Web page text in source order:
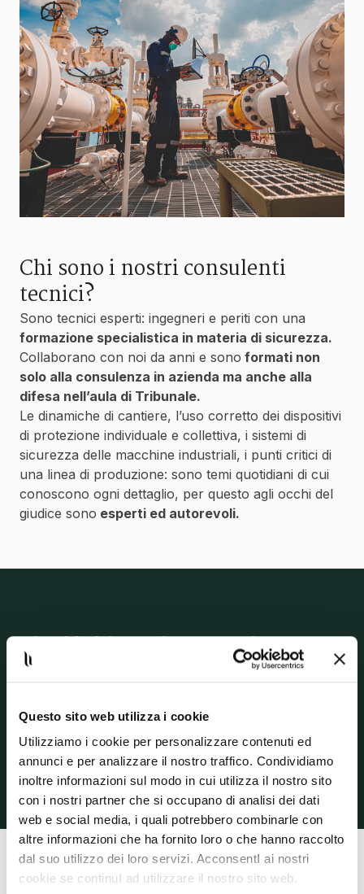
Questo sito web utilizza i cookie
Utilizziamo i cookie per personalizzare contenuti ed
annunci e per analizzare il nostro traffico. Condividiamo
inoltre informazioni sul modo in cui utilizza il nostro sito
con i nostri partner che si occupano di analisi dei dati
web e social media, i quali potrebbero combinarle con
altre informazioni che ha fornito loro o che hanno raccolto
dal suo utilizzo dei loro servizi. AcconsentI ai nostri
cookie se continuI ad utilizzare il nostro sito web.
Chi sono i nostri consulenti
tecnici?
Sono tecnici esperti: ingegneri e periti con una
formazione specialistica in materia di sicurezza.
Collaborano con noi da anni e sono formati non
solo alla consulenza in azienda ma anche alla
difesa nell’aula di Tribunale.
Le dinamiche di cantiere, l’uso corretto dei dispositivi
di protezione individuale e collettiva, i sistemi di
sicurezza delle macchine industriali, i punti critici di
una linea di produzione: sono temi quotidiani di cui
conoscono ogni dettaglio, per questo agli occhi del
giudice sono esperti ed autorevoli.
Pianifichiamo la strategia come
una squadra.
Team.
Ogni aspetto tecnico e giuridico viene analizzato,
ogni strategia processuale viene discussa, le
decisioni vengono prese dopo un pieno confronto.